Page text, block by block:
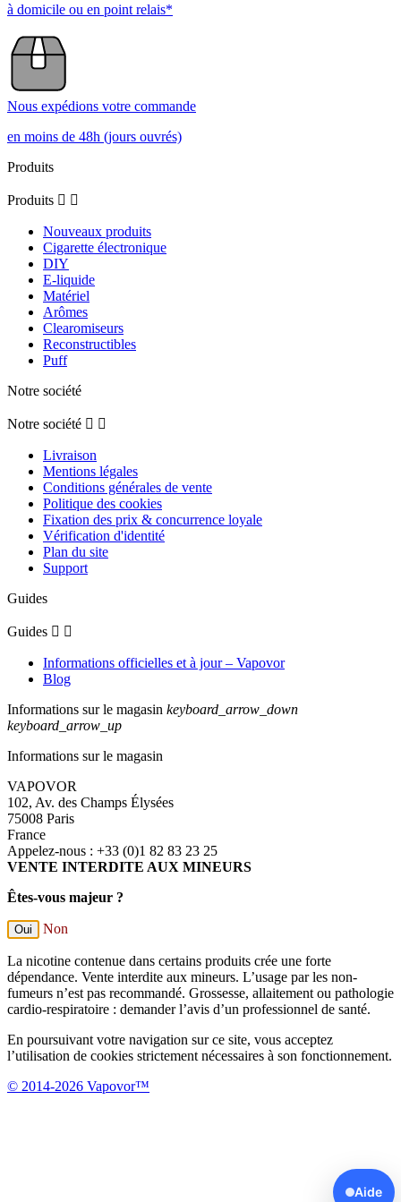
à domicile ou en point relais*
Nous expédions votre commande
en moins de 48h (jours ouvrés)
Produits
Produits  
Nouveaux produits
Cigarette électronique
DIY
E-liquide
Matériel
Arômes
Clearomiseurs
Reconstructibles
Puff
Notre société
Notre société  
Livraison
Mentions légales
Conditions générales de vente
Politique des cookies
Fixation des prix & concurrence loyale
Vérification d'identité
Plan du site
Support
Guides
Guides  
Informations officielles et à jour – Vapovor
Blog
Informations sur le magasin keyboard_arrow_down
keyboard_arrow_up
Informations sur le magasin
VAPOVOR
102, Av. des Champs Élysées
75008 Paris
France
Appelez-nous : +33 (0)1 82 83 23 25
VENTE INTERDITE AUX MINEURS
Êtes-vous majeur ?
Oui Non
La nicotine contenue dans certains produits crée une forte
dépendance. Vente interdite aux mineurs. L’usage par les non-
fumeurs n’est pas recommandé. Grossesse, allaitement ou pathologie
cardio-respiratoire : demander l’avis d’un professionnel de santé.
En poursuivant votre navigation sur ce site, vous acceptez
l’utilisation de cookies strictement nécessaires à son fonctionnement.
© 2014-2026 Vapovor™
Aide